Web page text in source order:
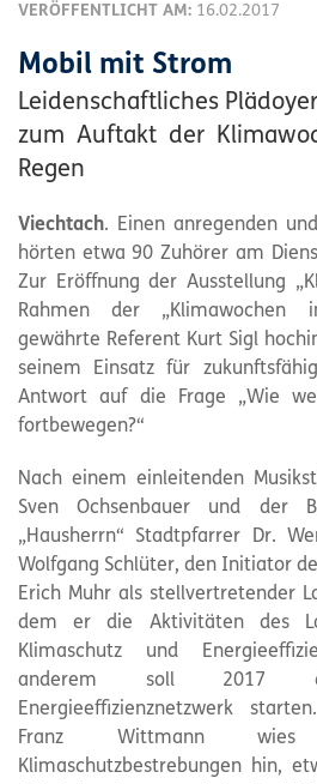
VERÖFFENTLICHT AM: 16.02.2017
Mobil mit Strom
Leidenschaftliches
zum Auftakt der
Regen
Viechtach. Einen anregenden
hörten etwa 90 Zuhörer am
Zur Eröffnung der Ausstellung
Rahmen der „Klimawochen
gewährte Referent Kurt Sigl
seinem Einsatz für
Antwort auf die Frage „Wie
fortbewegen?“
Nach einem einleitenden
Sven Ochsenbauer und der
„Hausherrn“ Stadtpfarrer Dr.
Wolfgang Schlüter, den Initiator
Erich Muhr als stellvertretender
dem er die Aktivitäten des
Klimaschutz und
anderem soll 2017
Energieeffizienznetzwerk
Franz Wittmann
Klimaschutzbestrebungen hin,